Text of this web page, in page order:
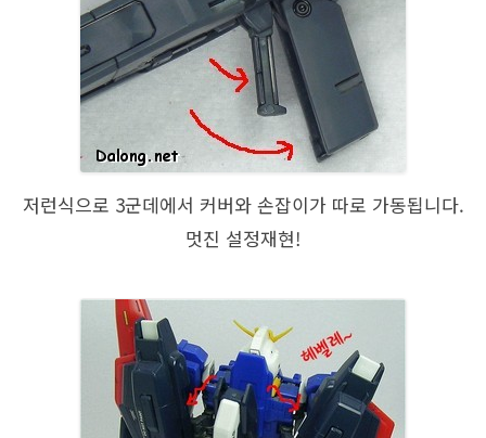
저런식으로 3군데에서 커버와 손잡이가 따로 가동됩니다.
멋진 설정재현!